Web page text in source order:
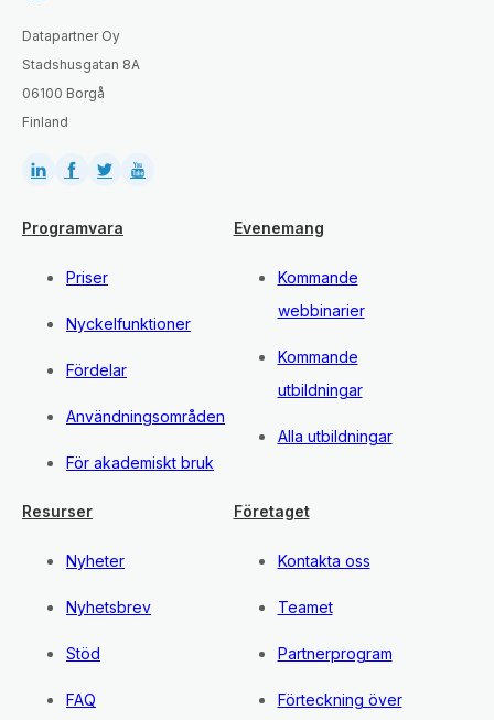
Datapartner Oy
Stadshusgatan 8A
06100 Borgå
Finland
Programvara
Priser
Nyckelfunktioner
Fördelar
Användningsområden
För akademiskt bruk
Evenemang
Kommande
webbinarier
Kommande
utbildningar
Alla utbildningar
Resurser
Nyheter
Nyhetsbrev
Stöd
FAQ
Företaget
Kontakta oss
Teamet
Partnerprogram
Förteckning över